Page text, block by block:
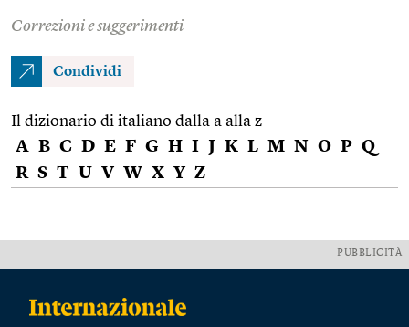
Correzioni e suggerimenti
Condividi
Il dizionario di italiano dalla a alla z
A B C D E F G H I J K L M N O P Q
R S T U V W X Y Z
PUBBLICITÀ